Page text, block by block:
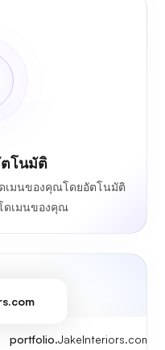
โนมัติ
เมนของคุณโดยอัตโนมัติ
ดเมนของคุณ
portfolio.JakeInteriors.com